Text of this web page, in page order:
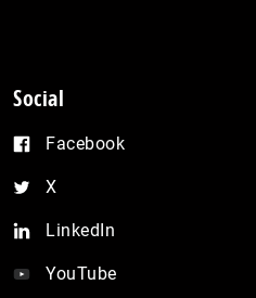
Social
Facebook
X
LinkedIn
YouTube